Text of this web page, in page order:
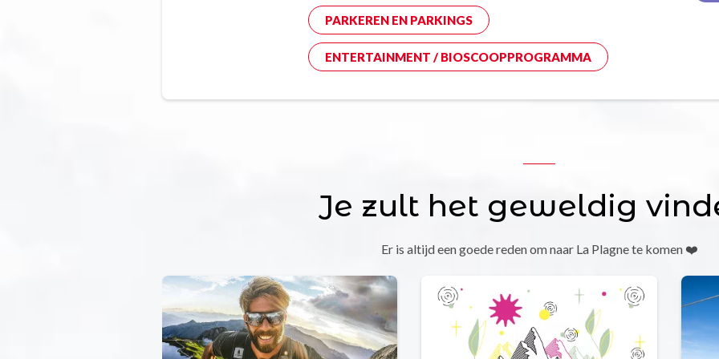
PARKEREN EN PARKINGS
ENTERTAINMENT / BIOSCOOPPROGRAMMA
Je zult het geweldig
Er is altijd een goede reden om naar La Plagne te komen ❤️